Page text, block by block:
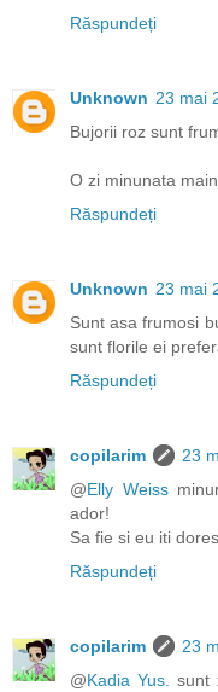
Răspundeți
Unknown 23 mai
Bujorii roz sunt
O zi minunata
Răspundeți
Unknown 23 mai
Sunt asa frumosi
sunt florile ei
Răspundeți
copilarim
23
@Elly Weiss
ador!
Sa fie si eu iti
Răspundeți
copilarim
23
@Kadia Yus.
sunt